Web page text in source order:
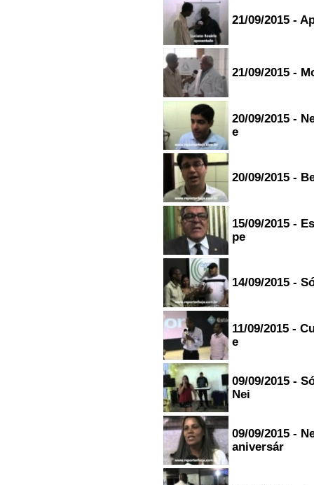
21/09/2015 -
21/09/2015 -
20/09/2015 -
e
20/09/2015 -
15/09/2015 -
pe
14/09/2015 -
11/09/2015 -
e
09/09/2015 -
Nei
09/09/2015 -
aniversár